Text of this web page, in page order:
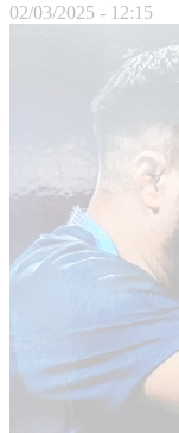
02/03/2025 - 12:15